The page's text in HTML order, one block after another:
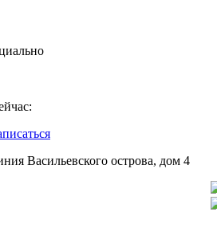
Васильевского острова, дом 4